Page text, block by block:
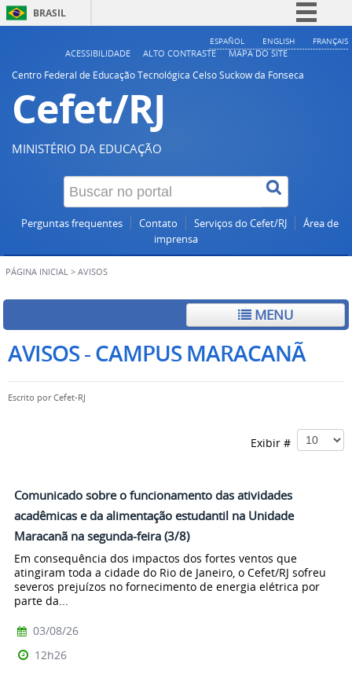
BRASIL
Simplifique!
ESPAÑOL ENGLISH FRANÇAIS
ACESSIBILIDADE ALTO CONTRASTE
MAPA DO SITE
Centro Federal de Educação Tecnológica Celso Suckow da Fonseca
Cefet/RJ
MINISTÉRIO DA EDUCAÇÃO
Perguntas frequentes Contato Serviços do Cefet/RJ
Área de
imprensa
PÁGINA INICIAL > AVISOS
MENU
AVISOS - CAMPUS MARACANÃ
Escrito porCefet-RJ
Exibir #
Comunicado sobre o funcionamento das atividades
acadêmicas e da alimentação estudantil na Unidade
Maracanã na segunda-feira (3/8)
Em consequência dos impactos dos fortes ventos que
atingiram toda a cidade do Rio de Janeiro, o Cefet/RJ sofreu
severos prejuízos no fornecimento de energia elétrica por
parte da...
03/08/26
12h26